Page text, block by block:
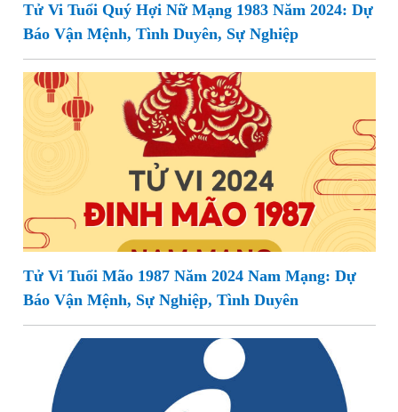
Tử Vi Tuổi Quý Hợi Nữ Mạng 1983 Năm 2024: Dự
Báo Vận Mệnh, Tình Duyên, Sự Nghiệp
Tử Vi Tuổi Mão 1987 Năm 2024 Nam Mạng: Dự
Báo Vận Mệnh, Sự Nghiệp, Tình Duyên